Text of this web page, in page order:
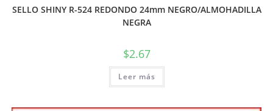
SELLO SHINY R-524 REDONDO 24mm NEGRO/ALMOHADILLA
NEGRA
$2.67
Leer más